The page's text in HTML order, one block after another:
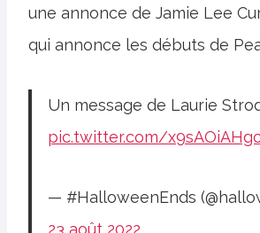
une annonce de Jamie Lee
qui annonce les débuts de
Un message de Laurie
pic.twitter.com/
— #HalloweenEnds
23 août 2022